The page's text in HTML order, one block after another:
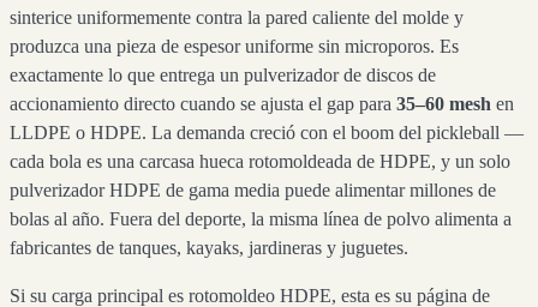
sinterice uniformemente contra la pared caliente del molde y
produzca una pieza de espesor uniforme sin microporos. Es
exactamente lo que entrega un pulverizador de discos de
accionamiento directo cuando se ajusta el gap para 35–60 mesh en
LLDPE o HDPE. La demanda creció con el boom del pickleball —
cada bola es una carcasa hueca rotomoldeada de HDPE, y un solo
pulverizador HDPE de gama media puede alimentar millones de
bolas al año. Fuera del deporte, la misma línea de polvo alimenta a
fabricantes de tanques, kayaks, jardineras y juguetes.
Si su carga principal es rotomoldeo HDPE, esta es su página de